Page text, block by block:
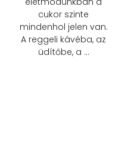
cukor szinte
mindenhol jelen van.
A reggeli kávéba, az
üdítőbe, a …